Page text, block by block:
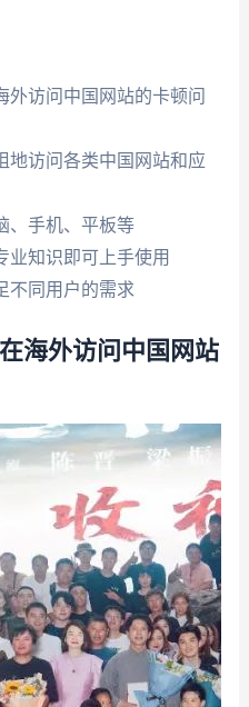
外访问中国网站的卡顿问
地访问各类中国网站和应
、手机、平板等
业知识即可上手使用
不同用户的需求
海外访问中国网站